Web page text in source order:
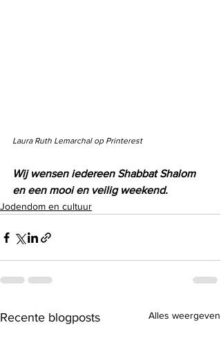
Laura Ruth Lemarchal op Printerest
Wij wensen iedereen Shabbat Shalom
en een mooi en veilig weekend.
Jodendom en cultuur
Recente blogposts Alles weergeven